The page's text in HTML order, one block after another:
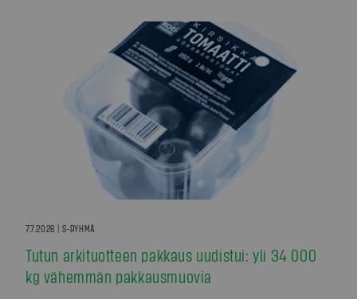
7.7.2026 | S-RYHMÄ
Tutun arkituotteen pakkaus uudistui: yli 34 000
kg vähemmän pakkausmuovia